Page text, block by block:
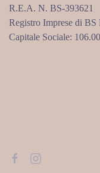
R.E.A. N. BS-393621
Registro Imprese di BS
Capitale Sociale: